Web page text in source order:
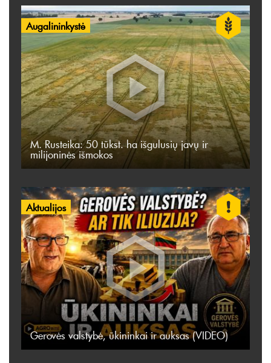
Augalininkystė
M. Rusteika: 50 tūkst. ha išgulusių javų ir
milijoninės išmokos
Aktualijos
Gerovės valstybė, ūkininkai ir auksas (VIDEO)